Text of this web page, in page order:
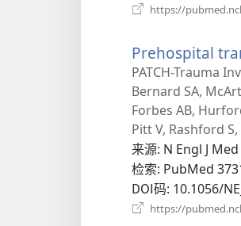
https://
Prehospital
PATCH-Trauma
Bernard SA,
Forbes AB,
Pitt V, Rashford S,
来源‎: N Engl J
检索‎: PubMed
DOI码‎: 10.1056/
https://